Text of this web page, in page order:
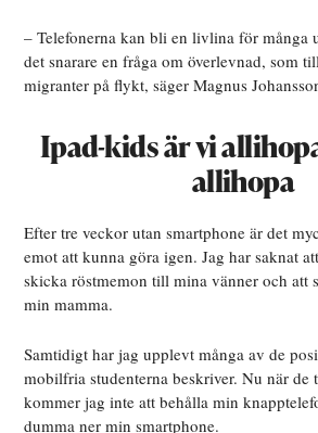
– Telefonerna kan bli en livlina för många
det snarare en fråga om överlevnad, som
migranter på flykt, säger Magnus
Ipad-kids är vi
allihopa
Efter tre veckor utan smartphone är det
emot att kunna göra igen. Jag har saknat
skicka röstmemon till mina vänner och att
min mamma.
Samtidigt har jag upplevt många av de
mobilfria studenterna beskriver. Nu när de
kommer jag inte att behålla min
dumma ner min smartphone.